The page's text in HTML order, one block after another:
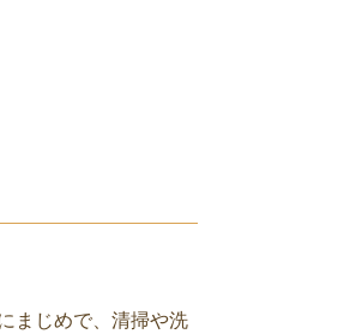
まじめで、清掃や洗